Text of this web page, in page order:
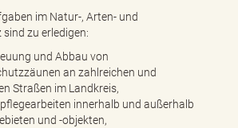
im Natur-, Arten- und
zu erledigen:
und Abbau von
an zahlreichen und
Straßen im Landkreis,
innerhalb und außerhalb
und -objekten,